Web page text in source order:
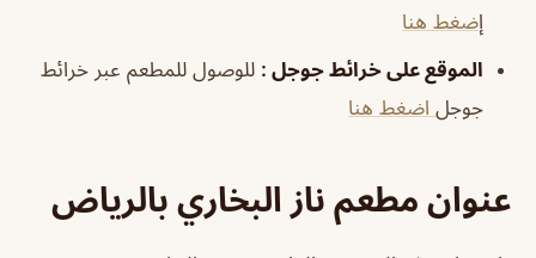
إضغط هنا
الموقع على خرائط جوجل : للوصول للمطعم عبر خرائط
جوجل اضغط هنا
عنوان مطعم ناز البخاري بالرياض